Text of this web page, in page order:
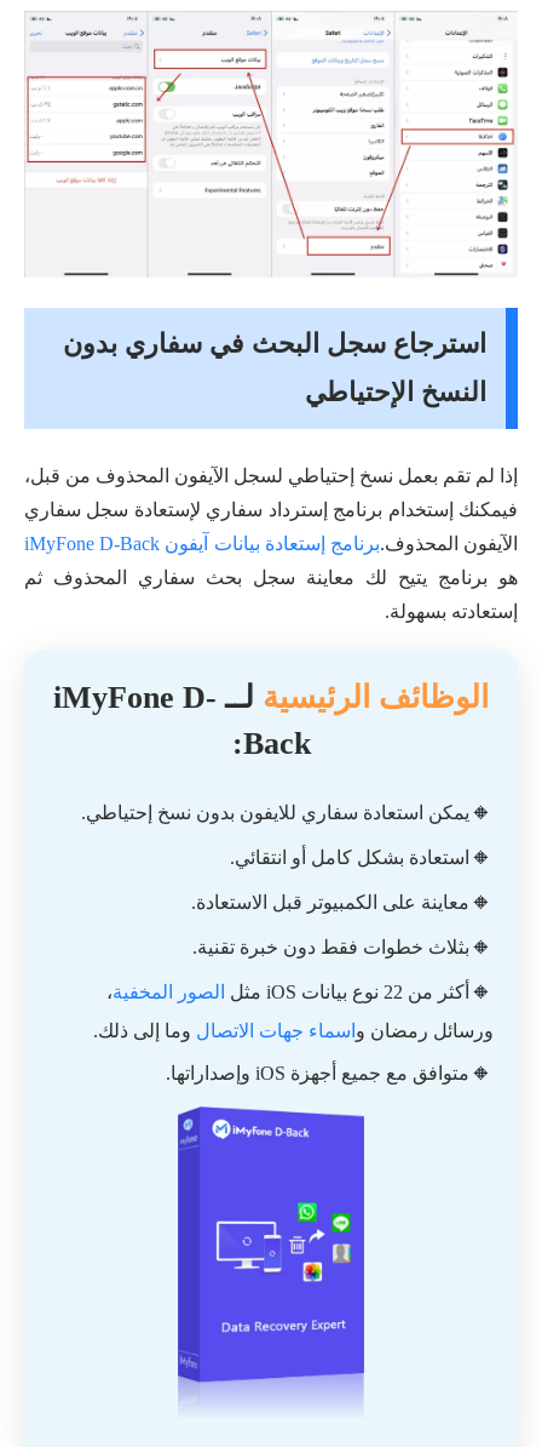
استرجاع سجل البحث في سفاري بدون
النسخ الإحتياطي
إذا لم تقم بعمل نسخ إحتياطي لسجل الآيفون المحذوف من قبل،
فيمكنك إستخدام برنامج إسترداد سفاري لإستعادة سجل سفاري
الآيفون المحذوف.برنامج إستعادة بيانات آيفون iMyFone D-Back
هو برنامج يتيح لك معاينة سجل بحث سفاري المحذوف ثم
إستعادته بسهولة.
الوظائف الرئيسية
لــ iMyFone D-
Back:
🔸 يمكن استعادة سفاري للايفون بدون نسخ إحتياطي.
🔸 استعادة بشكل كامل أو انتقائي.
🔸 معاينة على الكمبيوتر قبل الاستعادة.
🔸 بثلاث خطوات فقط دون خبرة تقنية.
🔸 أكثر من 22 نوع بيانات iOS مثل الصور المخفية،
ورسائل رمضان و اسماء جهات الاتصال وما إلى ذلك.
🔸 متوافق مع جميع أجهزة iOS وإصداراتها.